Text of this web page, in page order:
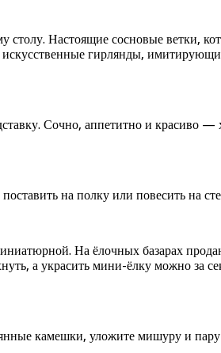
Настоящие сосновые ветки,
гирлянды,
Сочно, аппетитно и красиво —
на полку или повесить на
На ёлочных базарах
а украсить мини-ёлку можно за
камешки, уложите мишуру и